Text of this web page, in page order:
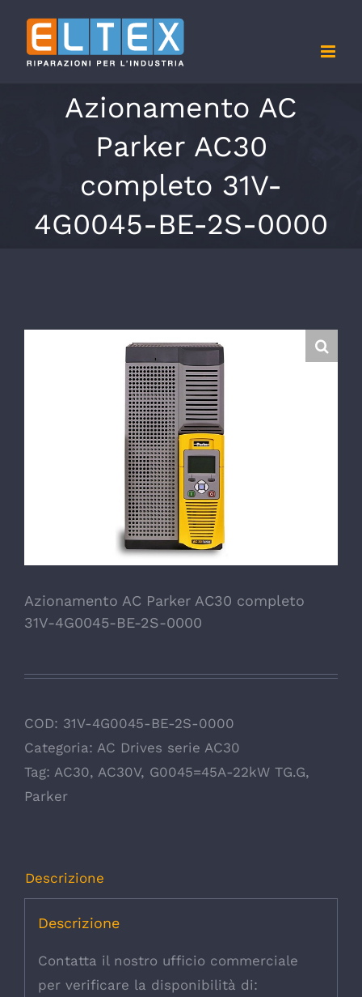
contenuto
Azionamento AC
Parker AC30
completo 31V-
4G0045-BE-2S-0000
Azionamento AC Parker AC30 completo
31V-4G0045-BE-2S-0000
COD: 31V-4G0045-BE-2S-0000
Categoria: AC Drives serie AC30
Tag: AC30, AC30V, G0045=45A-22kW TG.G,
Parker
Descrizione
Descrizione
Contatta il nostro ufficio commerciale
per verificare la disponibilità di: